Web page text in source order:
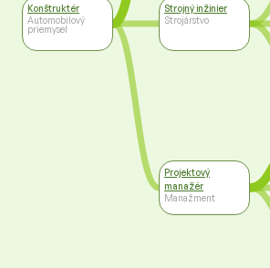
Konštruktér
Automobilový
priemysel
Strojný inžinier
Strojárstvo
Projektový
manažér
Manažment